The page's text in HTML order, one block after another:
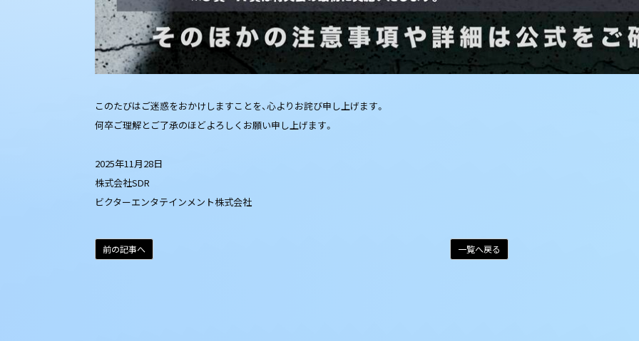
このたびはご迷惑をおかけしますことを、心よりお詫び申し上げます。
何卒ご理解とご了承のほどよろしくお願い申し上げます。
2025年11月28日
株式会社SDR
ビクターエンタテインメント株式会社
一覧へ戻る
前の記事へ